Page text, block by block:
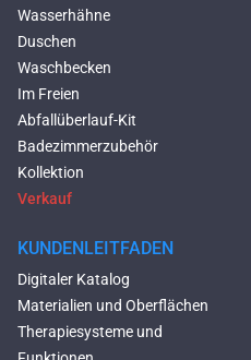
Wasserhähne
Duschen
Waschbecken
Im Freien
Abfallüberlauf-Kit
Badezimmerzubehör
Kollektion
Verkauf
KUNDENLEITFADEN
Digitaler Katalog
Materialien und Oberflächen
Therapiesysteme und